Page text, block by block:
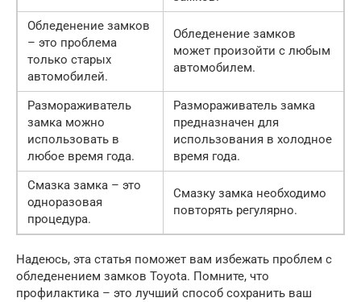
Обледенение замков
– это проблема
только старых
автомобилей.
Обледенение замков
может произойти с любым
автомобилем.
Размораживатель
замка можно
использовать в
любое время года.
Размораживатель замка
предназначен для
использования в холодное
время года.
Смазка замка – это
одноразовая
процедура.
Смазку замка необходимо
повторять регулярно.
Надеюсь, эта статья поможет вам избежать проблем с
обледенением замков Toyota. Помните, что
профилактика – это лучший способ сохранить ваш